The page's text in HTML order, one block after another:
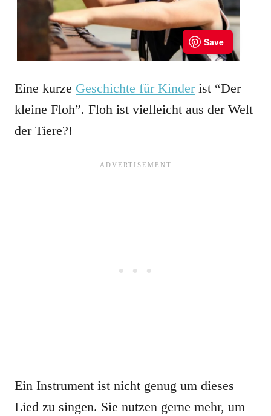
Eine kurze Geschichte für Kinderist “Der
kleine Floh”. Floh ist vielleicht aus der Welt
der Tiere?!
Ein Instrument ist nicht genug um dieses
Lied zu singen. Sie nutzen gerne mehr, um